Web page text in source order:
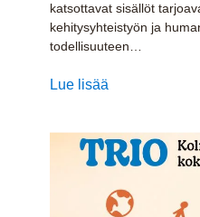
katsottavat sisällöt
kehitysyhteistyön ja
todellisuuteen…
Lue lisää